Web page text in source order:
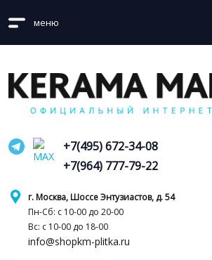
меню
г. Москва, Шоссе Энтузиастов, д. 54
Пн-Сб: с 10-00 до 20-00
Вс: с 10-00 до 18-00
info@shopkm-plitka.ru
+7(495) 672-34-08
+7(964) 777-79-22